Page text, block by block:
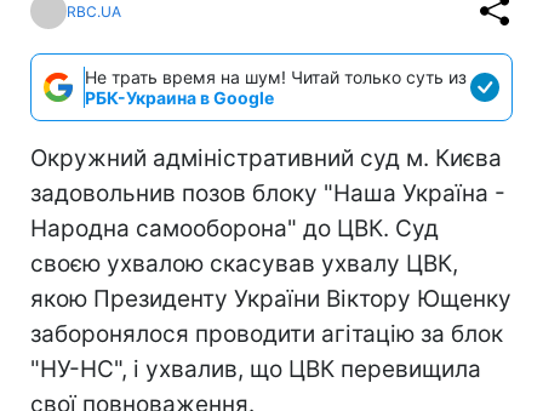
RBC.UA
Не трать время на шум! Читай только суть из
РБК-Украина в Google
Окружний адміністративний суд м. Києва
задовольнив позов блоку "Наша Україна -
Народна самооборона" до ЦВК. Суд
своєю ухвалою скасував ухвалу ЦВК,
якою Президенту України Віктору Ющенку
заборонялося проводити агітацію за блок
"НУ-НС", і ухвалив, що ЦВК перевищила
свої повноваження.